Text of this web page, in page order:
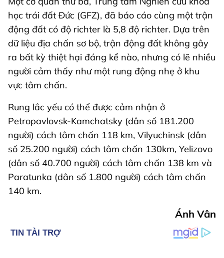
học trái đất Đức (GFZ), đã báo cáo cùng một trận
động đất có độ richter là 5,8 độ richter. Dựa trên
dữ liệu địa chấn sơ bộ, trận động đất không gây
ra bất kỳ thiệt hại đáng kể nào, nhưng có lẽ nhiều
người cảm thấy như một rung động nhẹ ở khu
vực tâm chấn.
Rung lắc yếu có thể được cảm nhận ở
Petropavlovsk-Kamchatsky (dân số 181.200
người) cách tâm chấn 118 km, Vilyuchinsk (dân
số 25.200 người) cách tâm chấn 130km, Yelizovo
(dân số 40.700 người) cách tâm chấn 138 km và
Paratunka (dân số 1.800 người) cách tâm chấn
140 km.
Ánh Vân